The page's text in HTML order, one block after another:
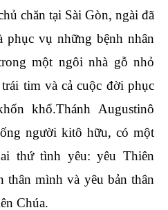
chăn tại Sài Gòn, ngài đã
phục vụ những bệnh nhân
một ngôi nhà gỗ nhỏ
tim và cả cuộc đời phục
khổ.Thánh Augustinô
người kitô hữu, có một
thứ tình yêu: yêu Thiên
thân mình và yêu bản thân
Chúa.